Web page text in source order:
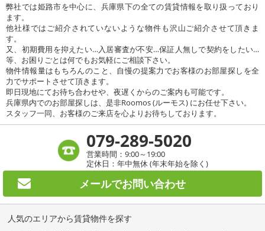
弊社では姫路市を中心に、兵庫県下の全ての賃貸情報を取り扱っており
ます。
他社様ではご紹介されていないような物件も沢山ご紹介させて頂きま
す。
又、初期費用を抑えたい…入居審査が不安…保証人無しで契約をしたい…
等、お困りごとは何でもお気軽にご相談下さい。
物件情報量はもちろんのこと、自慢の提案力でお客様のお部屋探しを全
力でサポートさせて頂きます。
即日現地にてお待ち合わせや、夜遅くからのご案内も可能です。
兵庫県内でのお部屋探しは、是非Roomos (ルーモス) にお任せ下さい。
スタッフ一同、お客様のご来店を心よりお待ちしております。
079-289-5020
営業時間：9:00～19:00
定休日：年中無休 (年末年始を除く)
メールでお問い合わせ
人気のエリアから賃貸物件を探す